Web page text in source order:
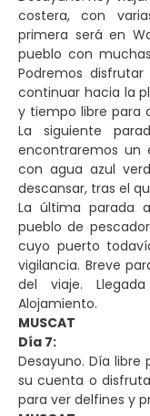
costera, con
primera será en
pueblo con
Podremos
continuar hacia la
y tiempo libre para
La siguiente
encontraremos un
con agua azul
descansar, tras el
La última parada
pueblo de
cuyo puerto
vigilancia. Breve
del viaje.
Alojamiento.
MUSCAT
Día 7:
Desayuno. Día libre
su cuenta o
para ver delfines y